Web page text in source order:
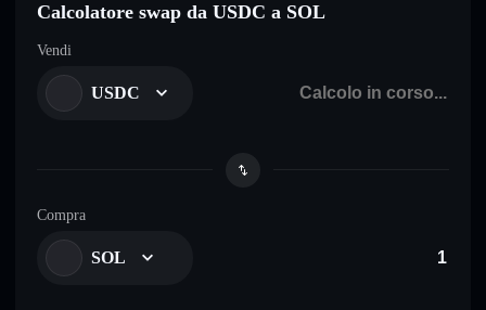
Calcolatore swap da USDC a SOL
Vendi
USDC
Compra
SOL